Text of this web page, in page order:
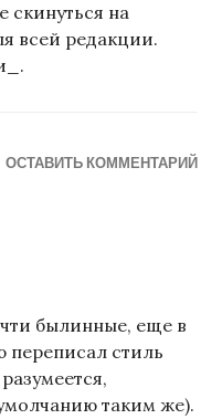
скинуться на
всей редакции.
ОСТАВИТЬ КОММЕНТАРИЙ
былинные, еще в
стиль
таким же).